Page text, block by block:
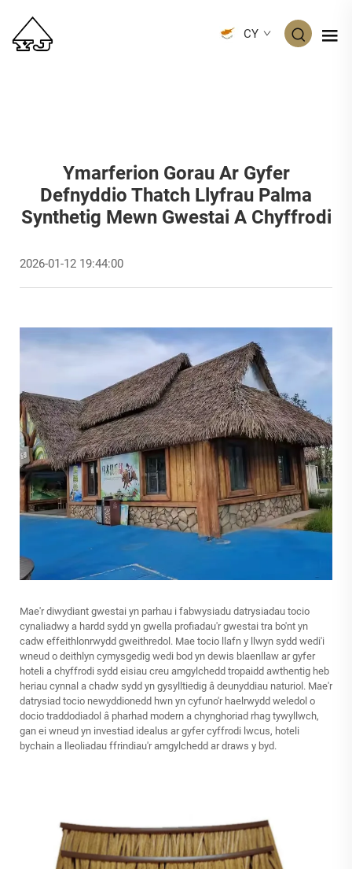
CY
Ymarferion Gorau Ar Gyfer
Defnyddio Thatch Llyfrau Palma
Synthetig Mewn Gwestai A Chyffrodi
2026-01-12 19:44:00
Mae'r diwydiant gwestai yn parhau i fabwysiadu datrysiadau tocio
cynaliadwy a hardd sydd yn gwella profiadau'r gwestai tra bo'nt yn
cadw effeithlonrwydd gweithredol. Mae tocio llafn y llwyn sydd wedi'i
wneud o deithlyn cymysgedig wedi bod yn dewis blaenllaw ar gyfer
hoteli a chyffrodi sydd eisiau creu amgylchedd tropaidd awthentig heb
heriau cynnal a chadw sydd yn gysylltiedig â deunyddiau naturiol. Mae'r
datrysiad tocio newyddionedd hwn yn cyfuno'r haelrwydd weledol o
docio traddodiadol â pharhad modern a chynghoriad rhag tywyllwch,
gan ei wneud yn investiad idealus ar gyfer cyffrodi lwcus, hoteli
bychain a lleoliadau ffrindiau'r amgylchedd ar draws y byd.